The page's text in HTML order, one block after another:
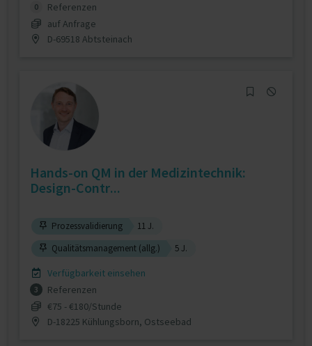
0
Referenzen
auf Anfrage
D-69518 Abtsteinach
Hands-on QM in der Medizintechnik:
Design-Contr...
Prozessvalidierung
11 J.
Qualitätsmanagement (allg.)
5 J.
Verfügbarkeit einsehen
3
Referenzen
€75 - €180/Stunde
D-18225 Kühlungsborn, Ostseebad